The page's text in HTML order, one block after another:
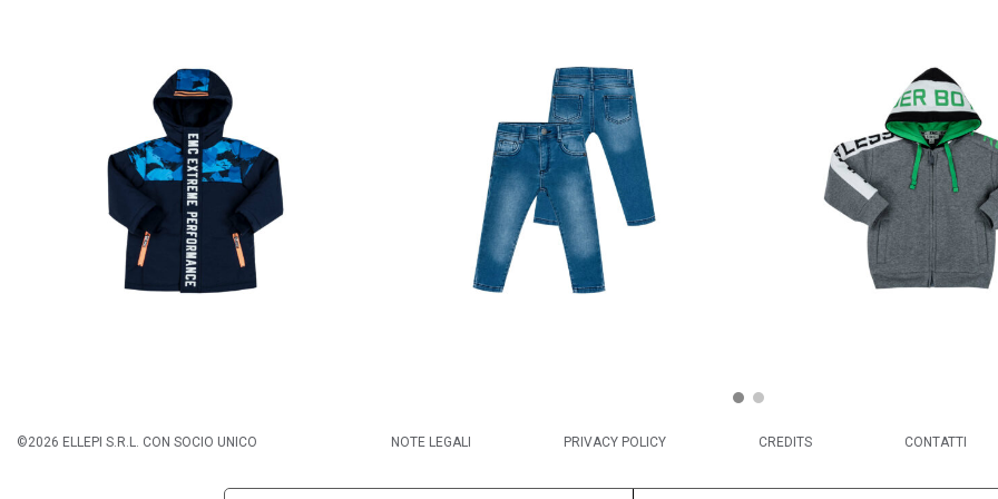
©2026 ELLEPI S.R.L. CON SOCIO UNICO NOTE LEGALI PRIVACY POLICY CREDITS CONTATTI